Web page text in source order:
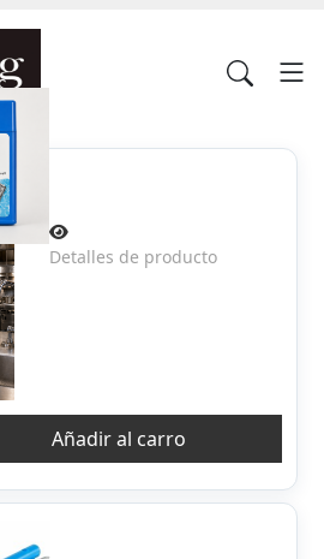
Detalles de producto
Añadir al carro